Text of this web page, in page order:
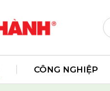
CÔNG NGHIỆP